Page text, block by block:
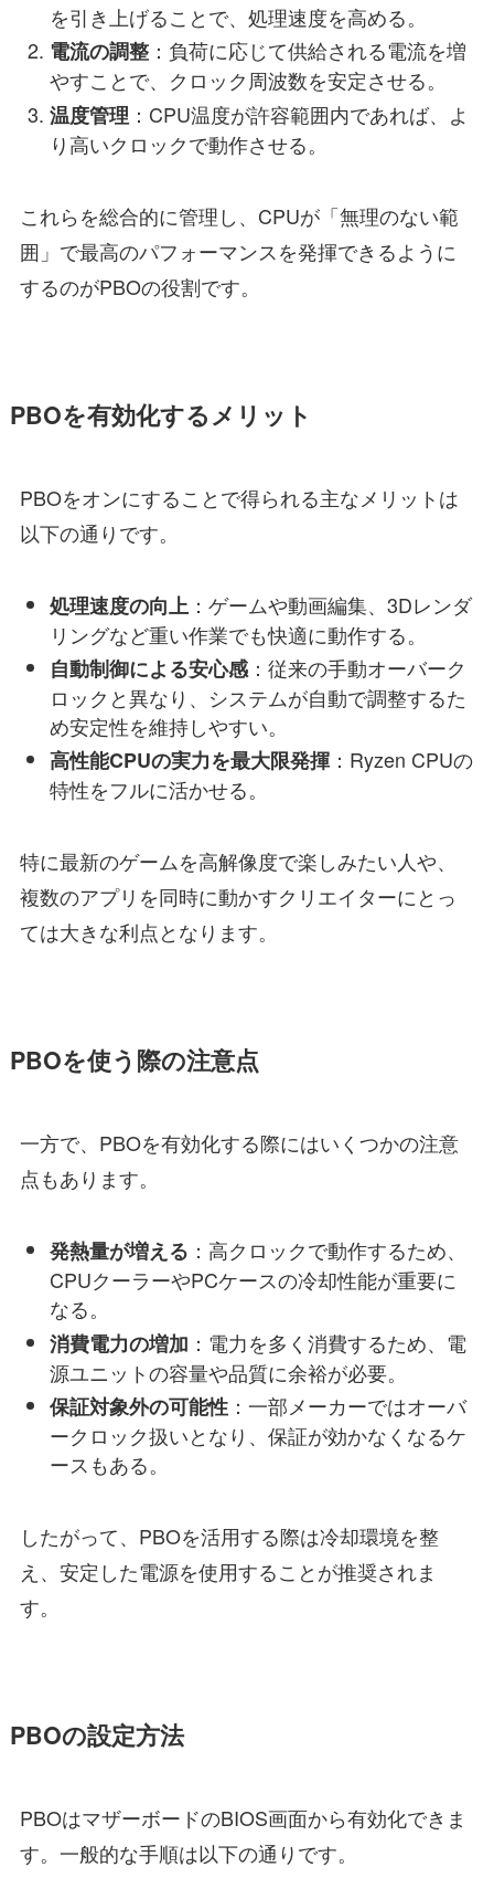
を引き上げることで、処理速度を高める。
電流の調整：負荷に応じて供給される電流を増
やすことで、クロック周波数を安定させる。
温度管理 ：CPU温度が許容範囲内であれば、よ
り高いクロックで動作させる。
これらを総合的に管理し、CPUが「無理のない範
囲」で最高のパフォーマンスを発揮できるように
するのがPBOの役割です。
PBOを有効化するメリット
PBOをオンにすることで得られる主なメリットは
以下の通りです。
処理速度の向上 ：ゲームや動画編集、3Dレンダ
リングなど重い作業でも快適に動作する。
自動制御による安心感：従来の手動オーバーク
ロックと異なり、システムが自動で調整するた
め安定性を維持しやすい。
高性能CPUの実力を最大限発揮：Ryzen CPUの
特性をフルに活かせる。
特に最新のゲームを高解像度で楽しみたい人や、
複数のアプリを同時に動かすクリエイターにとっ
ては大きな利点となります。
PBOを使う際の注意点
一方で、PBOを有効化する際にはいくつかの注意
点もあります。
発熱量が増える ：高クロックで動作するため、
CPUクーラーやPCケースの冷却性能が重要に
なる。
消費電力の増加 ：電力を多く消費するため、電
源ユニットの容量や品質に余裕が必要。
保証対象外の可能性：一部メーカーではオーバ
ークロック扱いとなり、保証が効かなくなるケ
ースもある。
したがって、PBOを活用する際は冷却環境を整
え、安定した電源を使用することが推奨されま
す。
PBOの設定方法
PBOはマザーボードのBIOS画面から有効化できま
す。一般的な手順は以下の通りです。